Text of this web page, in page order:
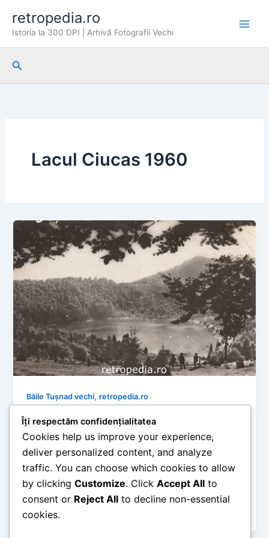
content
retropedia.ro
Istoria la 300 DPI | Arhivă Fotografii Vechi
Search
Lacul Ciucas 1960
Băile Tușnad vechi,retropedia.ro
Băile Tușnad de altădată: Peisaje
vulcanice și tihnă montană în imagini
R.P.R. (1960-1963)
retropedia mai 30, 2026
Timp de citire: 5 minute Supranumită și „Perla
Harghitei”, stațiunea Băile Tușnad a fost mereu
recunoscută pentru aerul său puternic […]
Îți respectăm confidențialitatea
Cookies help us improve your experience,
deliver personalized content, and analyze
traffic. You can choose which cookies to allow
by clicking Customize. Click Accept All to
consent or Reject All to decline non-essential
cookies.